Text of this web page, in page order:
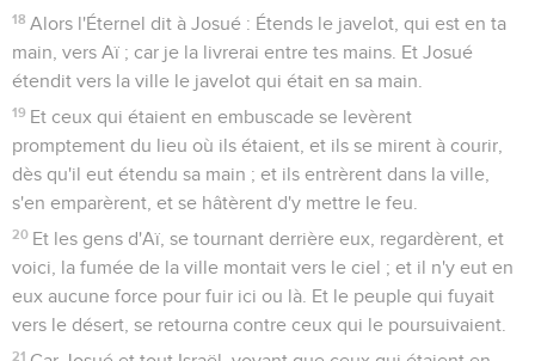
18 Alors l'Éternel dit à Josué : Étends le javelot, qui est en ta
main, vers Aï ; car je la livrerai entre tes mains. Et Josué
étendit vers la ville le javelot qui était en sa main.
19 Et ceux qui étaient en embuscade se levèrent
promptement du lieu où ils étaient, et ils se mirent à courir,
dès qu'il eut étendu sa main ; et ils entrèrent dans la ville,
s'en emparèrent, et se hâtèrent d'y mettre le feu.
20 Et les gens d'Aï, se tournant derrière eux, regardèrent, et
voici, la fumée de la ville montait vers le ciel ; et il n'y eut en
eux aucune force pour fuir ici ou là. Et le peuple qui fuyait
vers le désert, se retourna contre ceux qui le poursuivaient.
21